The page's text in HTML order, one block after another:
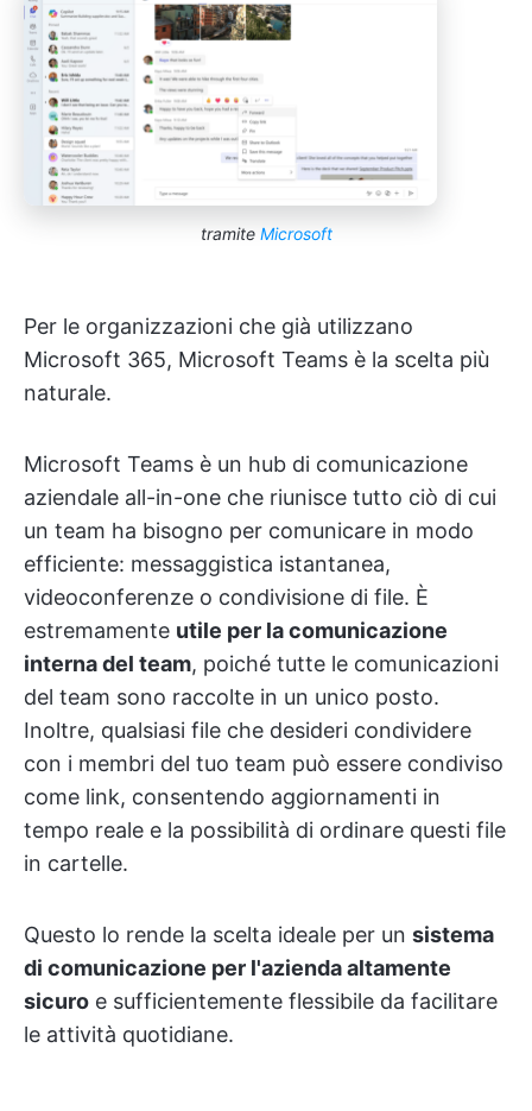
tramite Microsoft
Per le organizzazioni che già utilizzano
Microsoft 365, Microsoft Teams è la scelta più
naturale.
Microsoft Teams è un hub di comunicazione
aziendale all-in-one che riunisce tutto ciò di cui
un team ha bisogno per comunicare in modo
efficiente: messaggistica istantanea,
videoconferenze o condivisione di file. È
estremamente utile per la comunicazione
interna del team, poiché tutte le comunicazioni
del team sono raccolte in un unico posto.
Inoltre, qualsiasi file che desideri condividere
con i membri del tuo team può essere condiviso
come link, consentendo aggiornamenti in
tempo reale e la possibilità di ordinare questi file
in cartelle.
Questo lo rende la scelta ideale per un sistema
di comunicazione per l'azienda altamente
sicuro e sufficientemente flessibile da facilitare
le attività quotidiane.